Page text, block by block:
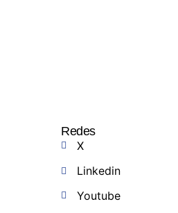
Redes
X
Linkedin
Youtube